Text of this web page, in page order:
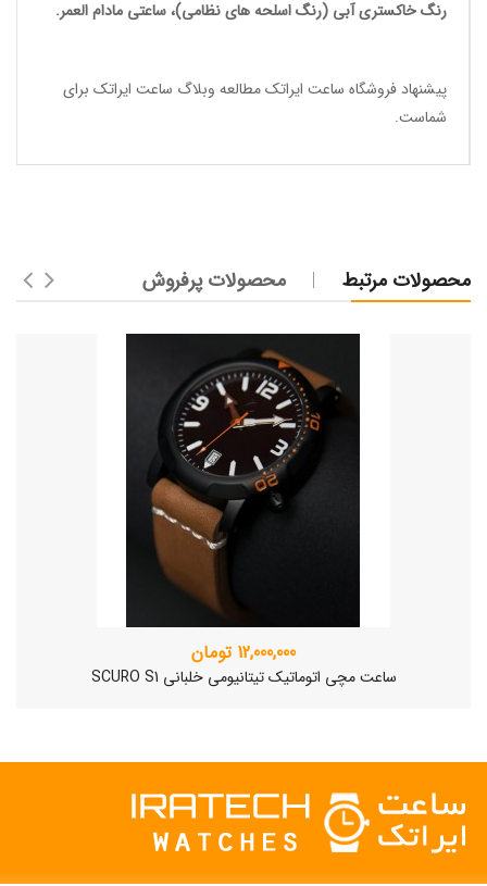
رنگ خاکستری آبی (رنگ اسلحه های نظامی)، ساعتی مادام العمر.
پیشنهاد فروشگاه ساعت ایراتک مطالعه وبلاگ ساعت ایراتک برای
شماست.
محصولات مرتبط محصولات پرفروش
12,000,000 تومان
ساعت مچی اتوماتیک تیتانیومی خلبانی SCURO S1